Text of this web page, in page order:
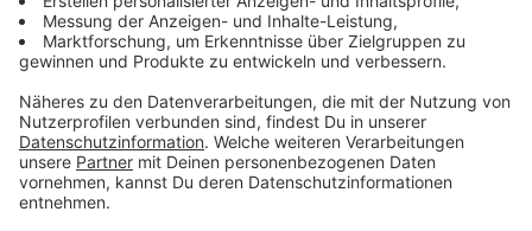
automatisch auf Überschneidungen ab. Behörden
können so Bauzeiten anpassen, Maßnahmen bündeln
oder alternative Verkehrsführungen planen.
Verkehrsminister Oliver Krischer betont: „In Zeiten
zahlreicher Baustellen im Stau ist das wichtiger denn
je.“
Anzeige